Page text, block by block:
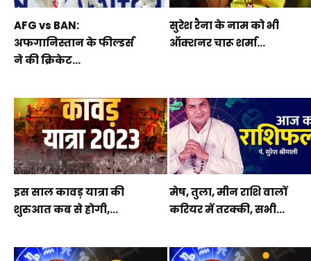
AFG vs BAN:
अफगानिस्तान के फील्डर्स
ने की क्रिकेट...
सुरेश रैना के नाम को भी
ऑक्शनर चारू शर्मा...
इस साल कावड़ यात्रा की
शुरुआत कब से होगी,...
मेष, तुला, मीन राशि वालों
करियर में तरक्की, सभी...